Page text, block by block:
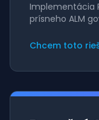
Implementácia
prísneho ALM
Chcem toto